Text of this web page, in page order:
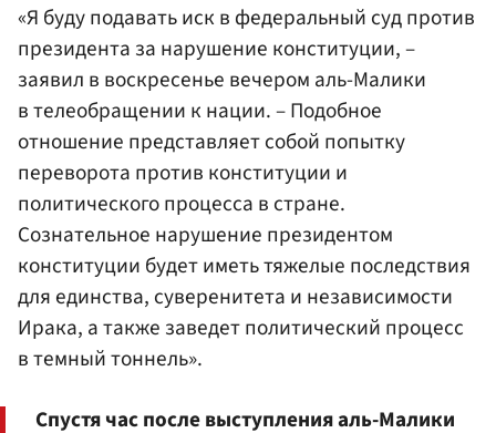
«Я буду подавать иск в федеральный суд против
президента за нарушение конституции, –
заявил в воскресенье вечером аль-Малики
в телеобращении к нации. – Подобное
отношение представляет собой попытку
переворота против конституции и
политического процесса в стране.
Сознательное нарушение президентом
конституции будет иметь тяжелые последствия
для единства, суверенитета и независимости
Ирака, а также заведет политический процесс
в темный тоннель».
Спустя час после выступления аль-Малики